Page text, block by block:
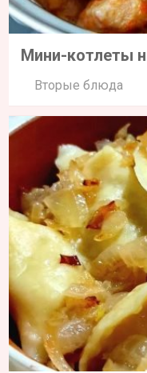
Мини-котлеты
Вторые блюда